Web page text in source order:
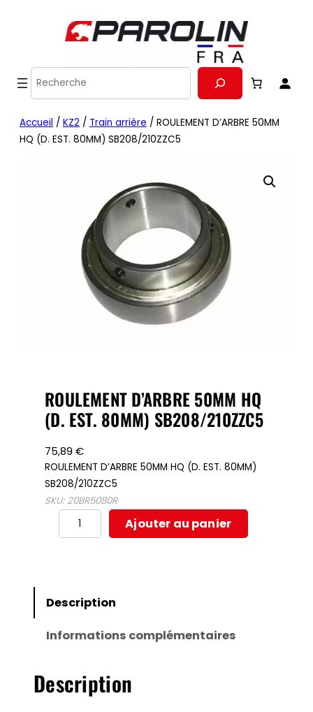
Recherche
Accueil / KZ2 / Train arrière / ROULEMENT D’ARBRE 50MM
HQ (D. EST. 80MM) SB208/210ZZC5
ROULEMENT D’ARBRE 50MM HQ
(D. EST. 80MM) SB208/210ZZC5
75,89€
ROULEMENT D’ARBRE 50MM HQ (D. EST. 80MM)
SB208/210ZZC5
SKU: 20BR5080R
quantité
de
50MM
(D.
80MM)
SB208/210ZZC5
Ajouter au panier
Description
Informations complémentaires
Description